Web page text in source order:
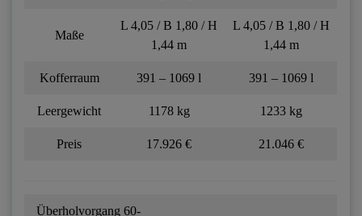
Maße
L 4,05 / B 1,80 / H
1,44 m
L 4,05 / B 1,80 / H
1,44 m
Kofferraum 391 – 1069 l 391 – 1069 l
Leergewicht 1178 kg 1233 kg
Preis 17.926 € 21.046 €
Überholvorgang 60-